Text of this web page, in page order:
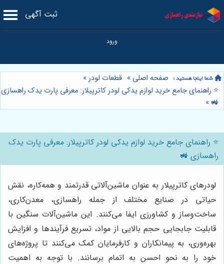
ثبت آگهی
صفحه اصلی » قطعات لودر»
⭐️ راهنمای جامع خرید لوازم یدکی لودر کاترپیلار: معرفی پارت یدک راهسازی
🚜
»
⭐️ راهنمای جامع خرید لوازم یدکی لودر کاترپیلار: معرفی پارت یدک
راهسازی 🚜
لودرهای کاترپیلار به عنوان ماشین‌آلاتی قدرتمند و همه‌کاره، نقش
حیاتی در صنایع مختلف از جمله راهسازی، معدن‌کاری،
ساخت‌وساز و کشاورزی ایفا می‌کنند. این ماشین‌آلات سنگین با
قابلیت جابجایی حجم بالایی از مواد، تسریع فرآیندها و افزایش
بهره‌وری، به پیمانکاران و کارفرمایان کمک می‌کنند تا پروژه‌های
خود را به نحو احسن به اتمام برسانند. با توجه به اهمیت